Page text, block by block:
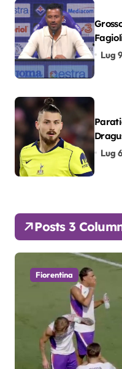
colpo”
Lug
Lug
Posts 3
Fiorentina